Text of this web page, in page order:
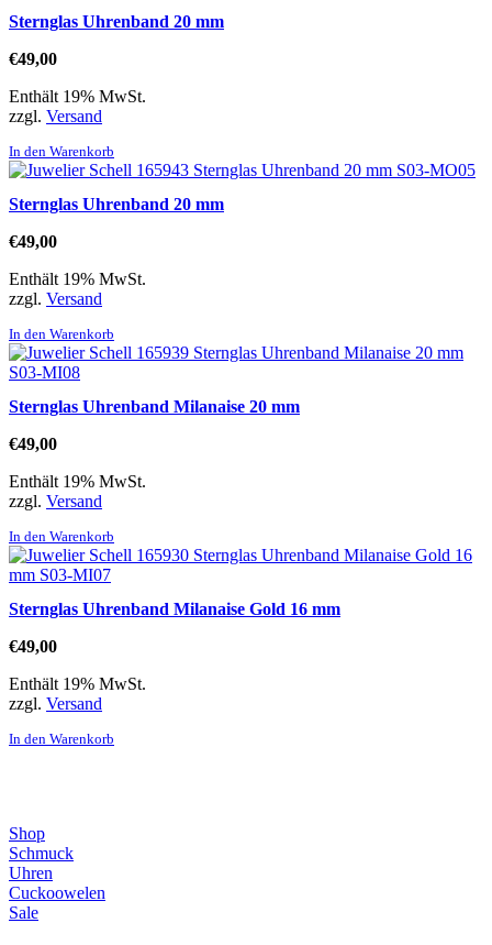
Sternglas Uhrenband 20 mm
€49,00
Enthält 19% MwSt.
zzgl. Versand
In den Warenkorb
Sternglas Uhrenband 20 mm
€49,00
Enthält 19% MwSt.
zzgl. Versand
In den Warenkorb
Sternglas Uhrenband Milanaise 20 mm
€49,00
Enthält 19% MwSt.
zzgl. Versand
In den Warenkorb
Sternglas Uhrenband Milanaise Gold 16 mm
€49,00
Enthält 19% MwSt.
zzgl. Versand
In den Warenkorb
Shop
Schmuck
Uhren
Cuckoowelen
Sale